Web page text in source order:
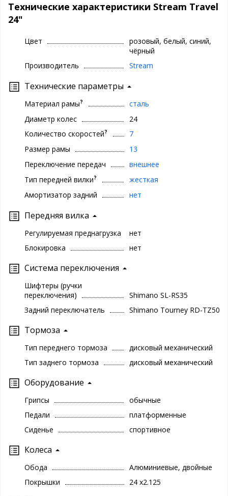
Технические характеристики Stream Travel
24"
Цвет
розовый, белый, синий,
чёрный
Производитель
Stream
Технические параметры
Материал рамы?
сталь
Диаметр колес
24
Количество скоростей?
7
Размер рамы
13
Переключение передач
внешнее
Тип передней вилки?
жесткая
Амортизатор задний
нет
Передняя вилка
Регулируемая преднагрузка
нет
Блокировка
нет
Система переключения
Шифтеры (ручки
переключения)
Shimano SL-RS35
Задний переключатель
Shimano Tourney RD-TZ50
Тормоза
Тип переднего тормоза
дисковый механический
Тип заднего тормоза
дисковый механический
Оборудование
Грипсы
обычные
Педали
платформенные
Сиденье
спортивное
Колеса
Обода
Алюминиевые, двойные
Покрышки
24 x2.125